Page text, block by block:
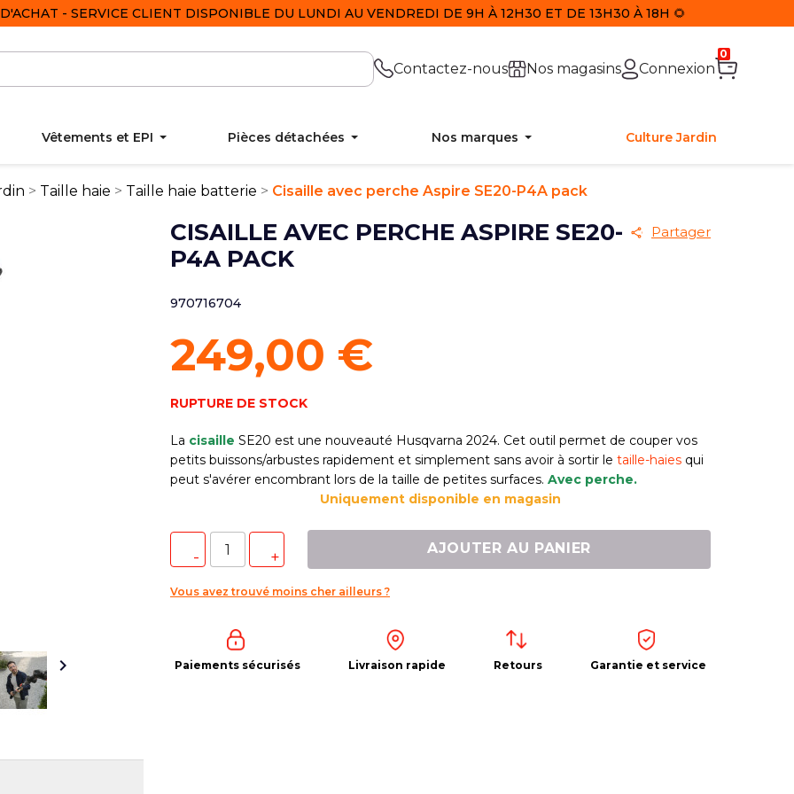
- SERVICE CLIENT DISPONIBLE DU LUNDI AU VENDREDI DE 9H À 12H30 ET DE 13H30 À 18H 🌻
Contactez-nous Nos magasins Connexion
0
Vêtements et EPI Pièces détachées Nos marques Culture Jardin
Taille haie Taille haie batterie Cisaille avec perche Aspire SE20-P4A pack

CISAILLE AVEC PERCHE ASPIRE SE20-
P4A PACK
Partager
970716704
249,00 €
RUPTURE DE STOCK
La cisaille SE20 est une nouveauté Husqvarna 2024. Cet outil permet de couper vos
petits buissons/arbustes rapidement et simplement sans avoir à sortir le taille-haies qui
peut s'avérer encombrant lors de la taille de petites surfaces. Avec perche.
Uniquement disponible en magasin
AJOUTER AU PANIER
Vous avez trouvé moins cher ailleurs ?
Paiements sécurisés Livraison rapide Retours Garantie et service